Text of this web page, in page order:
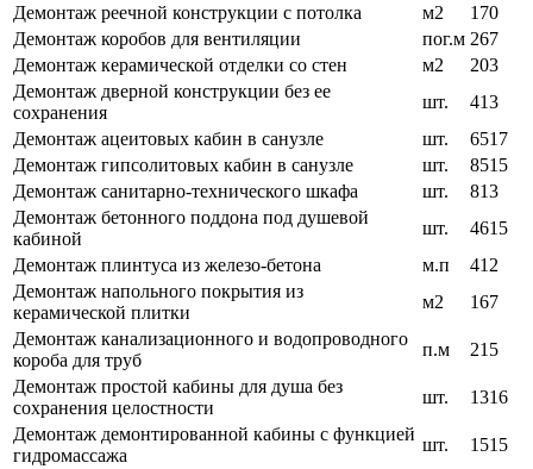
Демонтаж реечной конструкции с потолка
м2
170
Демонтаж коробов для вентиляции
пог.м 267
Демонтаж керамической отделки со стен
м2
203
Демонтаж дверной конструкции без ее
сохранения
шт.
413
Демонтаж ацеитовых кабин в санузле
шт.
6517
Демонтаж гипсолитовых кабин в санузле
шт.
8515
Демонтаж санитарно-технического шкафа
шт.
813
Демонтаж бетонного поддона под душевой
кабиной
шт.
4615
Демонтаж плинтуса из железо-бетона
м.п
412
Демонтаж напольного покрытия из
керамической плитки
м2
167
Демонтаж канализационного и водопроводного
короба для труб
п.м
215
Демонтаж простой кабины для душа без
сохранения целостности
шт.
1316
Демонтаж демонтированной кабины с функцией
гидромассажа
шт.
1515